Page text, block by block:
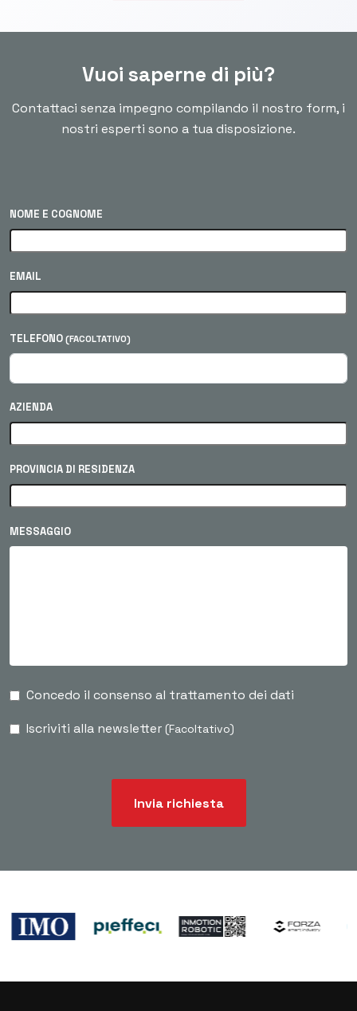
Vuoi saperne di più?
Contattaci senza impegno compilando il nostro form, i
nostri esperti sono a tua disposizione.
NOME E COGNOME
EMAIL
TELEFONO (FACOLTATIVO)
AZIENDA
PROVINCIA DI RESIDENZA
MESSAGGIO
Concedo il consenso al trattamento dei dati
Iscriviti alla newsletter (Facoltativo)
Invia richiesta